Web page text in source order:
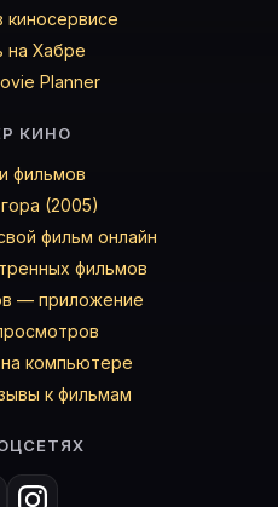
на Хабре
Planner
КИНО
фильмов
(2005)
фильм онлайн
фильмов
— приложение
компьютере
к фильмам